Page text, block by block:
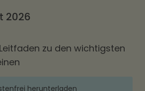
2026
zu den wichtigsten
herunterladen